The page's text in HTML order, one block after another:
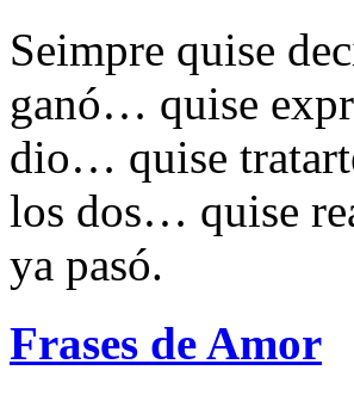
Seimpre quise
ganó… quise
dio… quise
los dos… quise
ya pasó.
Frases de Amor